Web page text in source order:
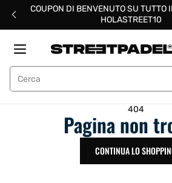
COUPON DI BENVENUTO SU TUTTO
HOLASTREET10
Street Padel
404
Pagina non
CONTINUA LO